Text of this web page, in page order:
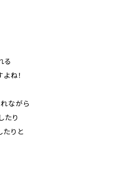
る
ね！
ながら
たり
りと